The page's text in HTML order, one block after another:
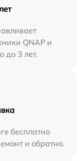
QNAP и
до 3 лет.
бесплатно
и обратно.